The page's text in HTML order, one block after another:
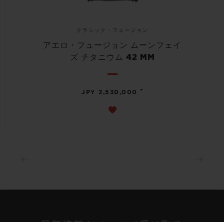
クラシック・フュージョン
アエロ・フュージョン ムーンフェイ
ズ チタニウム 42 MM
JPY 2,530,000 •